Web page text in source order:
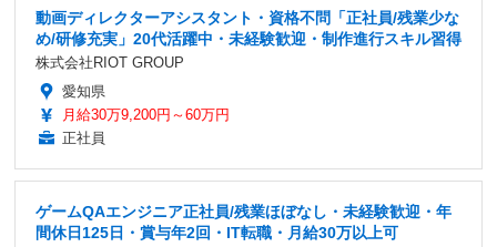
動画ディレクターアシスタント・資格不問「正社員/残業少な
め/研修充実」20代活躍中・未経験歓迎・制作進行スキル習得
株式会社RIOT GROUP
愛知県
月給30万9,200円～60万円
正社員
ゲームQAエンジニア正社員/残業ほぼなし・未経験歓迎・年
間休日125日・賞与年2回・IT転職・月給30万以上可